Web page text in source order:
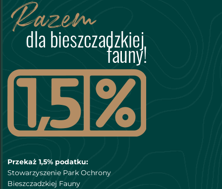
Przekaż 1,5% podatku:
Stowarzyszenie Park Ochrony
Bieszczadzkiej Fauny